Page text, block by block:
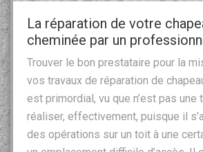
La réparation de votre
cheminée par un
Trouver le bon prestataire pour la
vos travaux de réparation de
est primordial, vu que n’est pas une
réaliser, effectivement, puisque il
des opérations sur un toit à une